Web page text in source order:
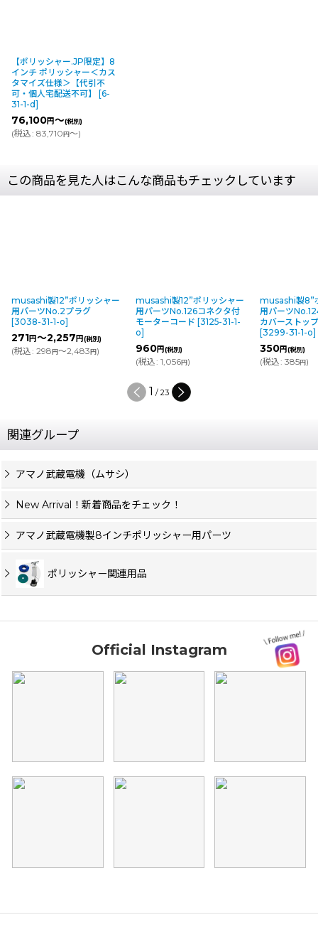
【ポリッシャー.JP限定】8
インチ ポリッシャー＜カス
タマイズ仕様＞【代引不
可・個人宅配送不可】
[6-
31-1-d]
76,100円～(税別)
(税込: 83,710円～)
この商品を見た人はこんな商品もチェックしています
musashi製12”ポリッシャー
用パーツNo.2プラグ
[3038-31-1-o]
271円～2,257 円(税別)
(税込: 298円～2,483円)
musashi製12”ポリッシャー
用パーツNo.126コネクタ付
モーターコード [3125-31-1-
o]
960円(税別)
(税込: 1,056円)
musashi製8”
用パーツ
カバーストッ
[3299-31-1-o]
350円(税別)
(税込: 385円)
1 / 23
関連グループ
アマノ武蔵電機（ムサシ）
New Arrival！新着商品をチェック！
アマノ武蔵電機製8インチポリッシャー用パーツ
ポリッシャー関連用品
Official Instagram